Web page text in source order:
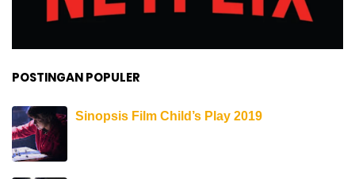
POSTINGAN POPULER
Sinopsis Film Child’s Play 2019